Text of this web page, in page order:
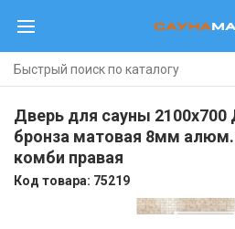
Дверь для сауны
бронза матовая 8мм алюм.
комби правая
Код товара: 75219